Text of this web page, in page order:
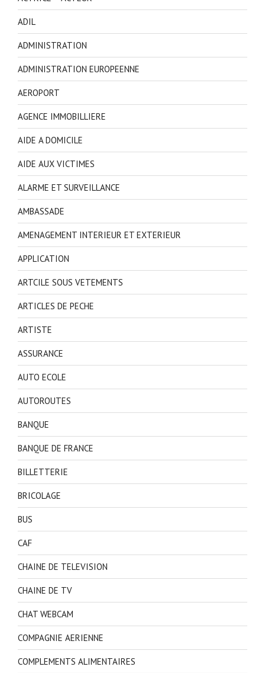
ADIL
ADMINISTRATION
ADMINISTRATION EUROPEENNE
AEROPORT
AGENCE IMMOBILLIERE
AIDE A DOMICILE
AIDE AUX VICTIMES
ALARME ET SURVEILLANCE
AMBASSADE
AMENAGEMENT INTERIEUR ET EXTERIEUR
APPLICATION
ARTCILE SOUS VETEMENTS
ARTICLES DE PECHE
ARTISTE
ASSURANCE
AUTO ECOLE
AUTOROUTES
BANQUE
BANQUE DE FRANCE
BILLETTERIE
BRICOLAGE
BUS
CAF
CHAINE DE TELEVISION
CHAINE DE TV
CHAT WEBCAM
COMPAGNIE AERIENNE
COMPLEMENTS ALIMENTAIRES